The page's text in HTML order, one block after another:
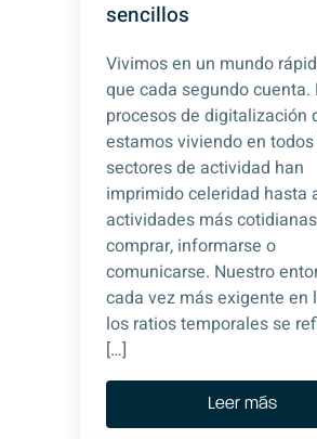
sencillos
Vivimos en un mundo
que cada segundo cuenta.
procesos de digitalización
estamos viviendo en
sectores de actividad han
imprimido celeridad hasta
actividades más
comprar, informarse o
comunicarse. Nuestro
cada vez más exigente en
los ratios temporales se
[…]
Leer más